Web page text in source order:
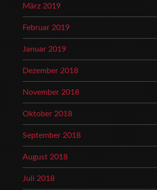
März 2019
Februar 2019
Januar 2019
Dezember 2018
November 2018
Oktober 2018
September 2018
August 2018
Juli 2018